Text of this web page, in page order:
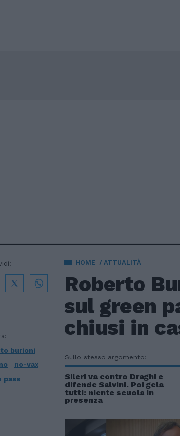
HOME ATTUALITÀ
Roberto
sul green
chiusi in
burioni
no-vax
pass
Sullo stesso argomento:
Sileri va contro Draghi e
difende Salvini. Poi gela
tutti: niente scuola in
presenza